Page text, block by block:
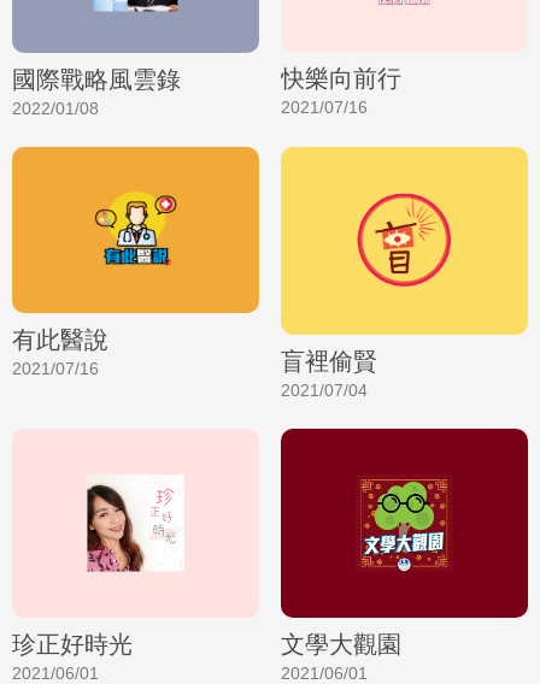
國際戰略風雲錄
2022/01/08
快樂向前行
2021/07/16
有此醫說
2021/07/16 盲裡偷賢
2021/07/04
珍正好時光
2021/06/01
文學大觀園
2021/06/01